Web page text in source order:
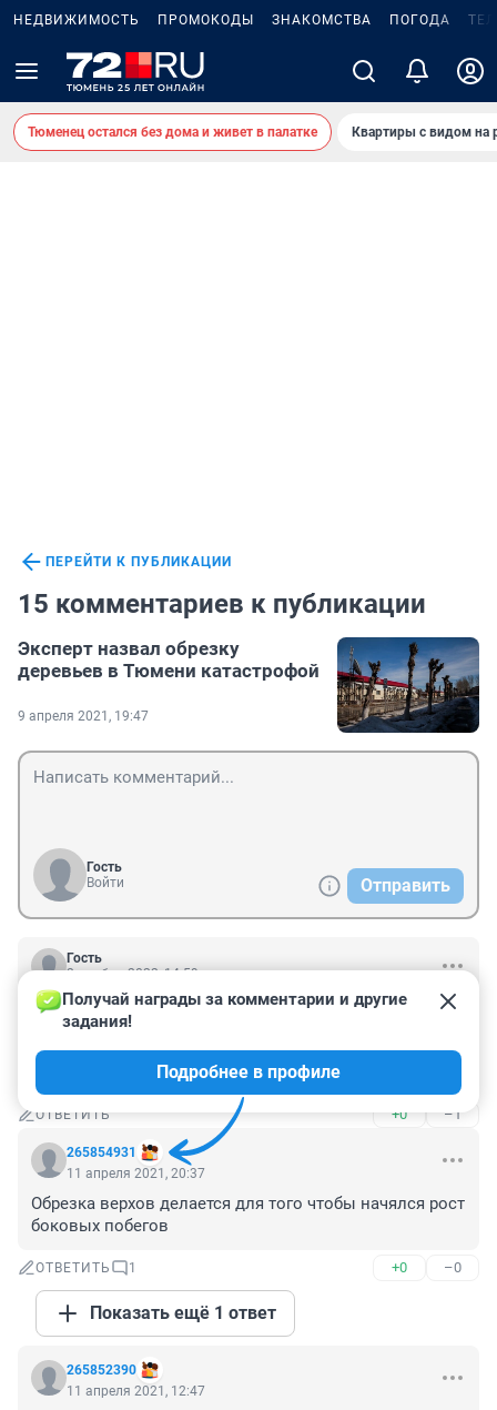
НЕДВИЖИМОСТЬ ПРОМОКОДЫ ЗНАКОМСТВА ПОГОДА
Тюменец остался без дома и живет в палатке Квартиры с видом на
ПЕРЕЙТИ К ПУБЛИКАЦИИ
15 комментариев к публикации
Эксперт назвал обрезку
деревьев в Тюмени катастрофой
9 апреля 2021, 19:47
Гость
Войти
Отправить
Гость
2 ноября 2022, 14:59
Тополя намного эффективнее других деревьев
очищают воздух в городах! Только почему-то
насадили женские деревья... Ведь есть мужские -
которые не "пушат"
ОТВЕТИТЬ +0 –1
265854931
Получай награды за комментарии и другие
задания!
Подробнее в профиле
11 апреля 2021, 20:37
Обрезка верхов делается для того чтобы начялся рост
боковых побегов
ОТВЕТИТЬ 1 +0 –0
Показать ещё 1 ответ
265852390
11 апреля 2021, 12:47